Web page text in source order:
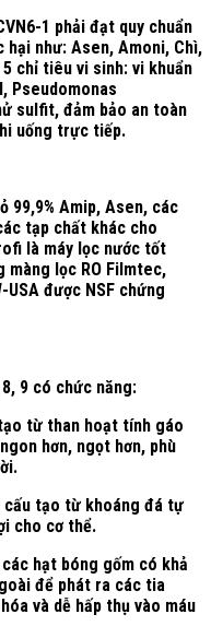
1 phải đạt quy chuẩn
hại như: Asen, Amoni, Chì,
chỉ tiêu vi sinh: vi khuẩn
Pseudomonas
sulfit, đảm bảo an toàn
uống trực tiếp.
99,9% Amip, Asen, các
tạp chất khác cho
là máy lọc nước tốt
lọc RO Filmtec,
được NSF chứng
9 có chức năng:
từ than hoạt tính gáo
hơn, ngọt hơn, phù
cấu tạo từ khoáng đá tự
cho cơ thể.
hạt bóng gốm có khả
để phát ra các tia
và dễ hấp thụ vào máu